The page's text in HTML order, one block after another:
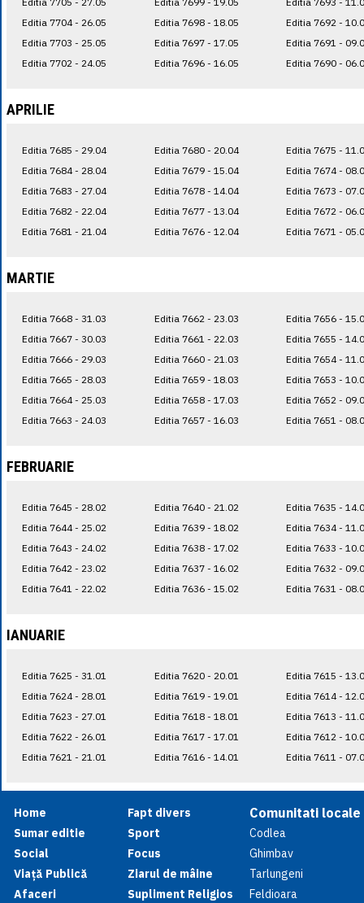
Editia 7704 - 26.05
Editia 7703 - 25.05
Editia 7702 - 24.05
Editia 7698 - 18.05
Editia 7697 - 17.05
Editia 7696 - 16.05
Editia 7692 -
Editia 7691 -
Editia 7690 -
APRILIE
Editia 7685 - 29.04
Editia 7684 - 28.04
Editia 7683 - 27.04
Editia 7682 - 22.04
Editia 7681 - 21.04
Editia 7680 - 20.04
Editia 7679 - 15.04
Editia 7678 - 14.04
Editia 7677 - 13.04
Editia 7676 - 12.04
Editia 7675 -
Editia 7674 -
Editia 7673 -
Editia 7672 -
Editia 7671 -
MARTIE
Editia 7668 - 31.03
Editia 7667 - 30.03
Editia 7666 - 29.03
Editia 7665 - 28.03
Editia 7664 - 25.03
Editia 7663 - 24.03
Editia 7662 - 23.03
Editia 7661 - 22.03
Editia 7660 - 21.03
Editia 7659 - 18.03
Editia 7658 - 17.03
Editia 7657 - 16.03
Editia 7656 -
Editia 7655 -
Editia 7654 -
Editia 7653 -
Editia 7652 -
Editia 7651 -
FEBRUARIE
Editia 7645 - 28.02
Editia 7644 - 25.02
Editia 7643 - 24.02
Editia 7642 - 23.02
Editia 7641 - 22.02
Editia 7640 - 21.02
Editia 7639 - 18.02
Editia 7638 - 17.02
Editia 7637 - 16.02
Editia 7636 - 15.02
Editia 7635 -
Editia 7634 -
Editia 7633 -
Editia 7632 -
Editia 7631 -
IANUARIE
Editia 7625 - 31.01
Editia 7624 - 28.01
Editia 7623 - 27.01
Editia 7622 - 26.01
Editia 7621 - 21.01
Editia 7620 - 20.01
Editia 7619 - 19.01
Editia 7618 - 18.01
Editia 7617 - 17.01
Editia 7616 - 14.01
Editia 7615 -
Editia 7614 -
Editia 7613 -
Editia 7612 -
Editia 7611 -
Home
Sumar editie
Social
Viață Publică
Afaceri
Fapt divers
Sport
Focus
Ziarul de mâine
Supliment Religios
Comunitati locale
Codlea
Ghimbav
Tarlungeni
Feldioara